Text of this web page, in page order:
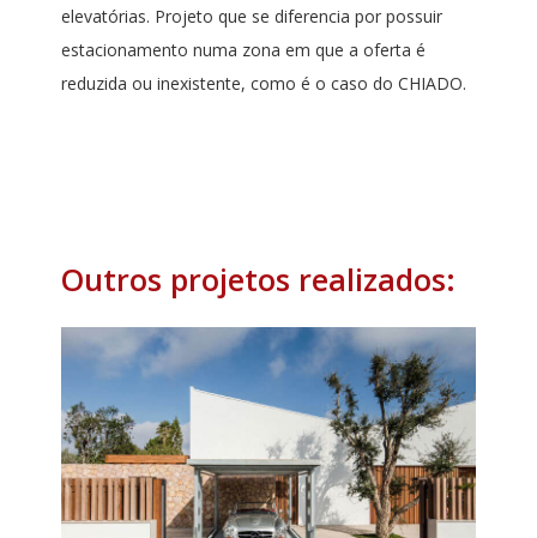
elevatórias. Projeto que se diferencia por possuir
estacionamento numa zona em que a oferta é
reduzida ou inexistente, como é o caso do CHIADO.
Outros projetos realizados: